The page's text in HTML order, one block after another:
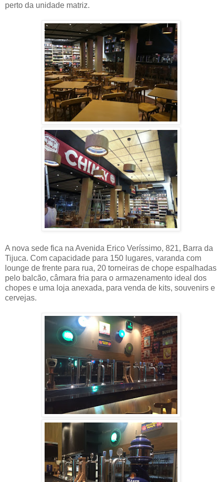
perto da unidade matriz.
A nova sede fica na Avenida Erico Veríssimo, 821, Barra da
Tijuca. Com capacidade para 150 lugares, varanda com
lounge de frente para rua, 20 torneiras de chope espalhadas
pelo balcão, câmara fria para o armazenamento ideal dos
chopes e uma loja anexada, para venda de kits, souvenirs e
cervejas.